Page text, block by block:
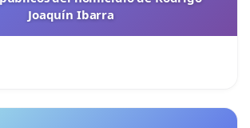
Joaquín Ibarra